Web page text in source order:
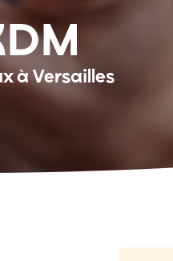
à Versailles